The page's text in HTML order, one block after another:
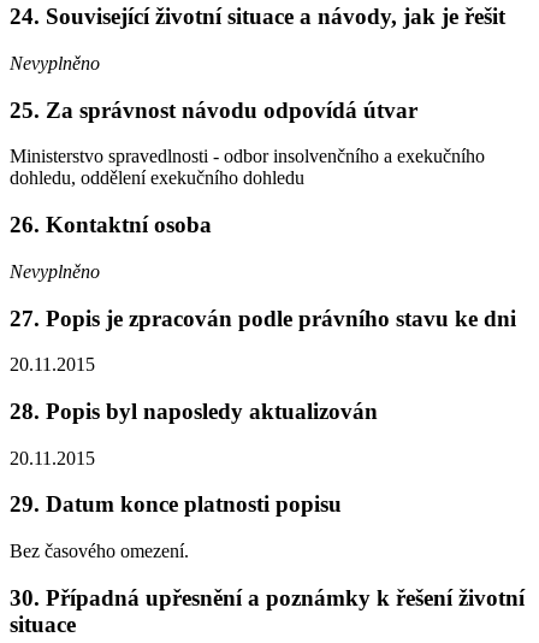
24. Související životní situace a návody, jak je řešit
Nevyplněno
25. Za správnost návodu odpovídá útvar
Ministerstvo spravedlnosti - odbor insolvenčního a exekučního
dohledu, oddělení exekučního dohledu
26. Kontaktní osoba
Nevyplněno
27. Popis je zpracován podle právního stavu ke dni
20.11.2015
28. Popis byl naposledy aktualizován
20.11.2015
29. Datum konce platnosti popisu
Bez časového omezení.
30. Případná upřesnění a poznámky k řešení životní
situace